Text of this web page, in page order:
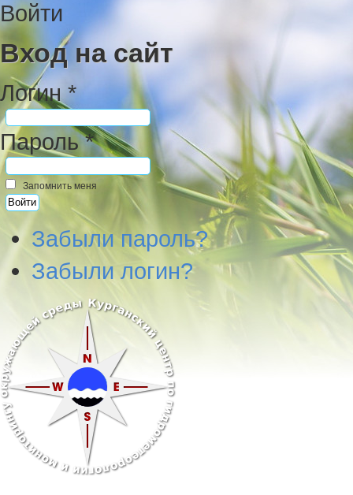
Войти
Вход на сайт
Логин *
Пароль *
Запомнить меня
Забыли пароль?
Забыли логин?